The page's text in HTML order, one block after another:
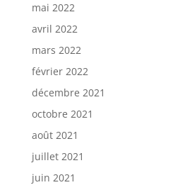
mai 2022
avril 2022
mars 2022
février 2022
décembre 2021
octobre 2021
août 2021
juillet 2021
juin 2021